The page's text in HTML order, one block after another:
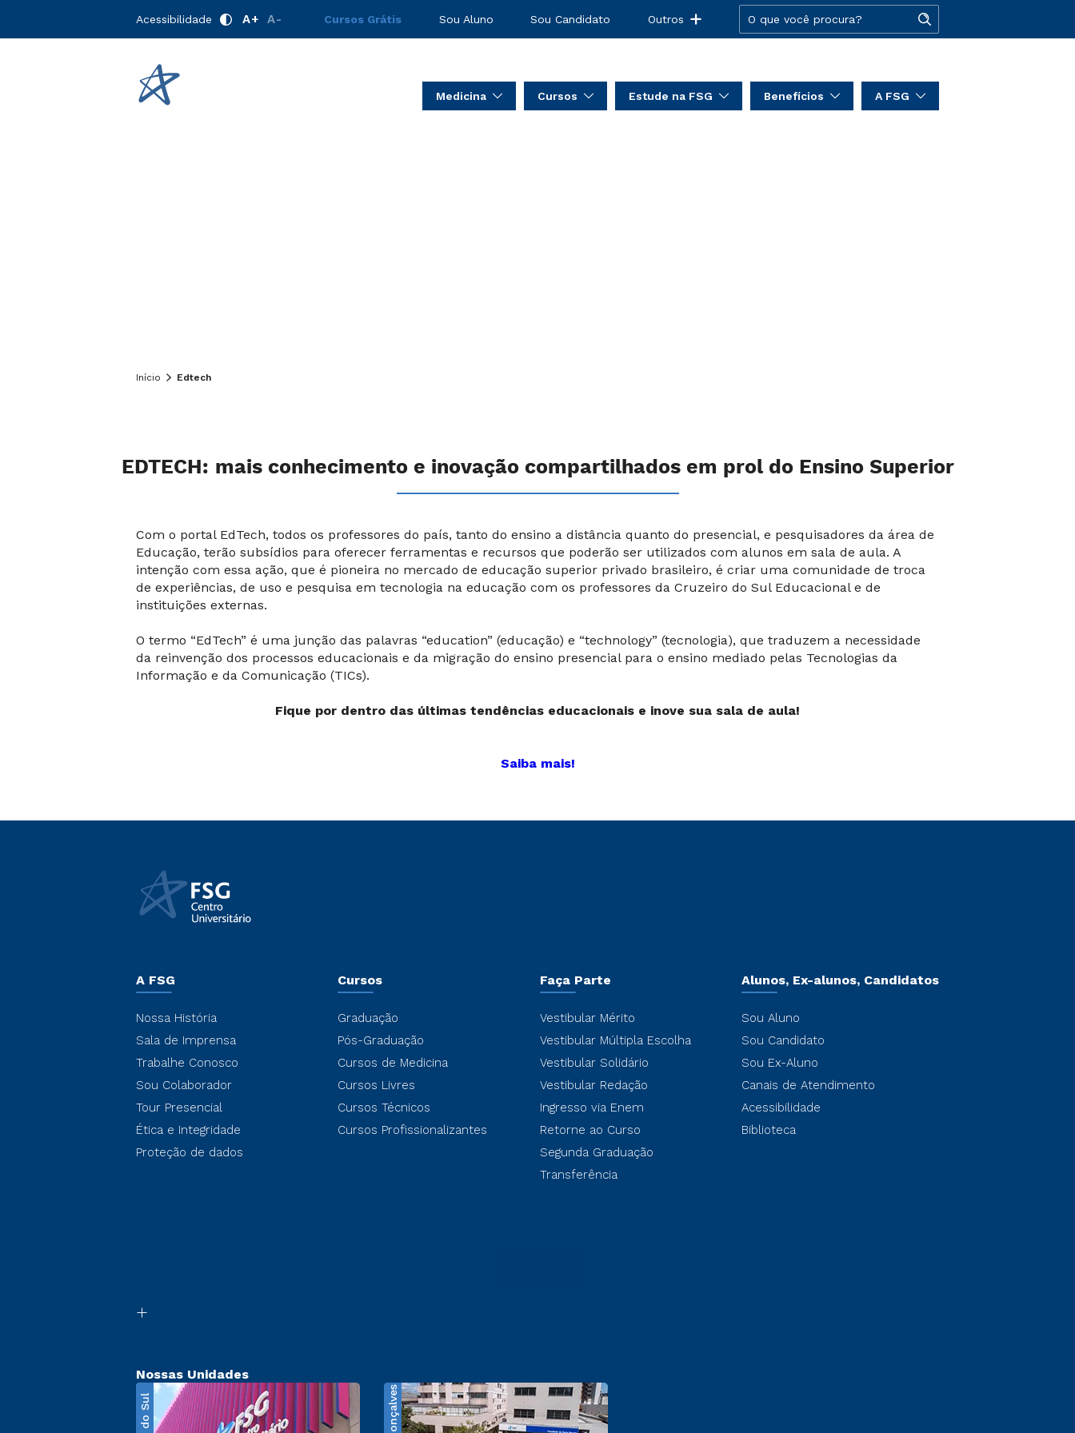
Acessibilidade A+ A- Cursos Grátis Sou Aluno Sou Candidato Outros
Medicina Cursos Estude na FSG Benefícios A FSG
Início Edtech
EDTECH: mais conhecimento e inovação compartilhados em prol do Ensino Superior
Com o portal EdTech, todos os professores do país, tanto do ensino a distância quanto do presencial, e pesquisadores da área de
Educação, terão subsídios para oferecer ferramentas e recursos que poderão ser utilizados com alunos em sala de aula. A
intenção com essa ação, que é pioneira no mercado de educação superior privado brasileiro, é criar uma comunidade de troca
de experiências, de uso e pesquisa em tecnologia na educação com os professores da Cruzeiro do Sul Educacional e de
instituições externas.
O termo “EdTech” é uma junção das palavras “education” (educação) e “technology” (tecnologia), que traduzem a necessidade
da reinvenção dos processos educacionais e da migração do ensino presencial para o ensino mediado pelas Tecnologias da
Informação e da Comunicação (TICs).
Fique por dentro das últimas tendências educacionais e inove sua sala de aula!
Saiba mais!
A FSG
Nossa História
Sala de Imprensa
Trabalhe Conosco
Sou Colaborador
Tour Presencial
Ética e Integridade
Proteção de dados
Cursos
Graduação
Pós-Graduação
Cursos de Medicina
Cursos Livres
Cursos Técnicos
Cursos Profissionalizantes
Faça Parte
Vestibular Mérito
Vestibular Múltipla Escolha
Vestibular Solidário
Vestibular Redação
Ingresso via Enem
Retorne ao Curso
Segunda Graduação
Transferência
Alunos, Ex-alunos, Candidatos
Sou Aluno
Sou Candidato
Sou Ex-Aluno
Canais de Atendimento
Acessibilidade
Biblioteca
Nossas Unidades